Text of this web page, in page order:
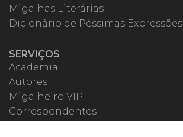
Migalhas Literárias
Dicionário de Péssimas Expressões
SERVIÇOS
Academia
Autores
Migalheiro VIP
Correspondentes